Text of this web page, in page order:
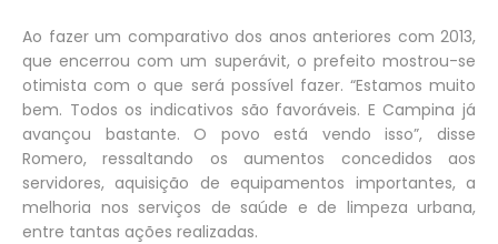
Ao fazer um comparativo dos anos anteriores com 2013,
que encerrou com um superávit, o prefeito mostrou-se
otimista com o que será possível fazer. “Estamos muito
bem. Todos os indicativos são favoráveis. E Campina já
avançou bastante. O povo está vendo isso”, disse
Romero, ressaltando os aumentos concedidos aos
servidores, aquisição de equipamentos importantes, a
melhoria nos serviços de saúde e de limpeza urbana,
entre tantas ações realizadas.